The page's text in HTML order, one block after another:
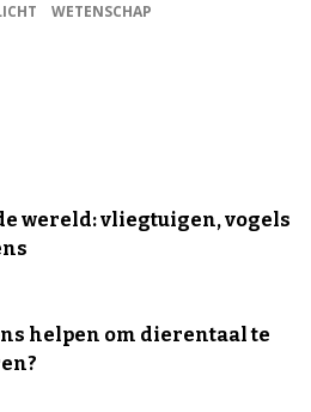
WETENSCHAP
wereld: vliegtuigen, vogels
helpen om dierentaal te